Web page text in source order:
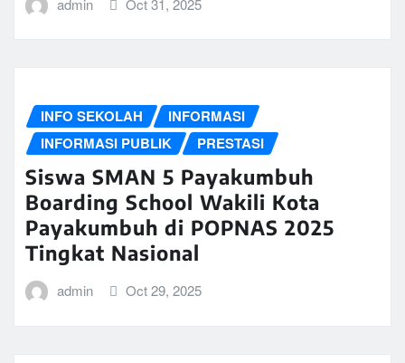
INFO SEKOLAH
INFORMASI
INFORMASI PUBLIK
PRESTASI
Siswa SMAN 5 Payakumbuh
Boarding School Wakili Kota
Payakumbuh di POPNAS 2025
Tingkat Nasional
admin Oct 29, 2025